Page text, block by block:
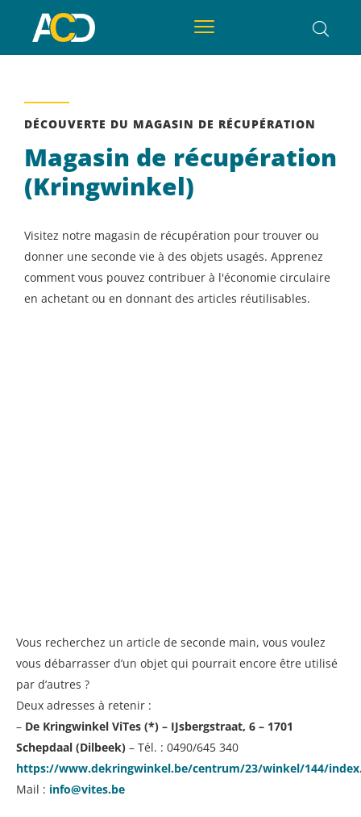
DÉCOUVERTE DU MAGASIN DE RÉCUPÉRATION
Magasin de récupération
(Kringwinkel)
Visitez notre magasin de récupération pour trouver ou
donner une seconde vie à des objets usagés. Apprenez
comment vous pouvez contribuer à l'économie circulaire
en achetant ou en donnant des articles réutilisables.
Vous recherchez un article de seconde main, vous voulez
vous débarrasser d’un objet qui pourrait encore être utilisé
par d’autres ?
Deux adresses à retenir :
– De Kringwinkel ViTes (*) – IJsbergstraat, 6 – 1701
Schepdaal (Dilbeek) – Tél. : 0490/645 340
https://www.dekringwinkel.be/centrum/23/winkel/144/
Mail : info@vites.be